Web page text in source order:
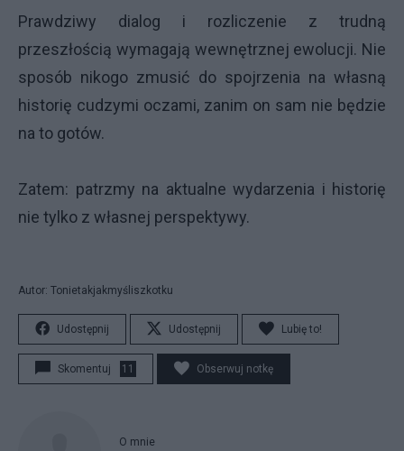
Prawdziwy dialog i rozliczenie z trudną
przeszłością wymagają wewnętrznej ewolucji. Nie
sposób nikogo zmusić do spojrzenia na własną
historię cudzymi oczami, zanim on sam nie będzie
na to gotów.
Zatem: patrzmy na aktualne wydarzenia i historię
nie tylko z własnej perspektywy.
Autor: Tonietakjakmyśliszkotku
Udostępnij Udostępnij Lubię to!
Skomentuj 11 Obserwuj notkę
O mnie